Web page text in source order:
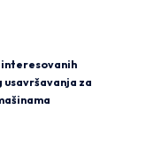
usavršavanja za